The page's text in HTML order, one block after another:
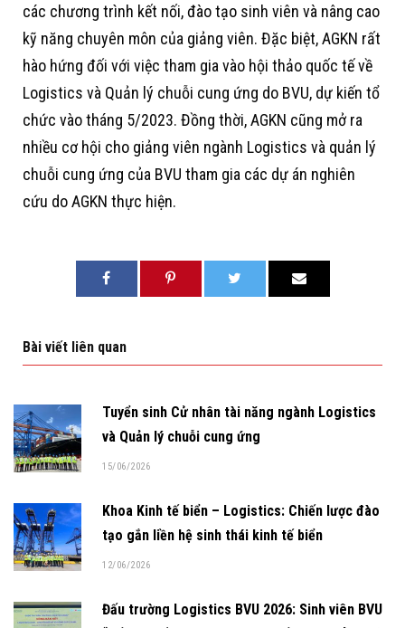
các chương trình kết nối, đào tạo sinh viên và nâng cao
kỹ năng chuyên môn của giảng viên. Đặc biệt, AGKN rất
hào hứng đối với việc tham gia vào hội thảo quốc tế về
Logistics và Quản lý chuỗi cung ứng do BVU, dự kiến tổ
chức vào tháng 5/2023. Đồng thời, AGKN cũng mở ra
nhiều cơ hội cho giảng viên ngành Logistics và quản lý
chuỗi cung ứng của BVU tham gia các dự án nghiên
cứu do AGKN thực hiện.
Bài viết liên quan
Tuyển sinh Cử nhân tài năng ngành Logistics
và Quản lý chuỗi cung ứng
15/06/2026
Khoa Kinh tế biển – Logistics: Chiến lược đào
tạo gắn liền hệ sinh thái kinh tế biển
12/06/2026
Đấu trường Logistics BVU 2026: Sinh viên BVU